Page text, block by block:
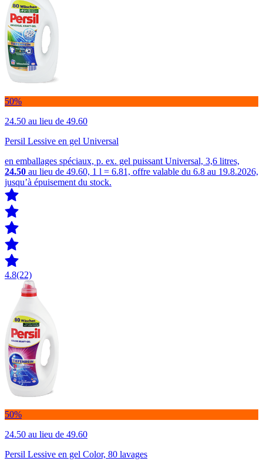
50%
24.50 au lieu de 49.60
Persil Lessive en gel Universal
en emballages spéciaux, p. ex. gel puissant Universal, 3,6 litres,
24.50 au lieu de 49.60, 1 l = 6.81, offre valable du 6.8 au 19.8.2026,
jusqu’à épuisement du stock.
4.8(22)
50%
24.50 au lieu de 49.60
Persil Lessive en gel Color, 80 lavages